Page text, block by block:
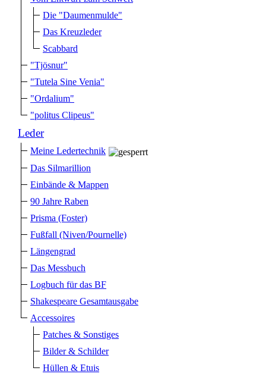
Die "Daumenmulde"
Das Kreuzleder
Scabbard
"Tjösnur"
"Tutela Sine Venia"
"Ordalium"
"politus Clipeus"
Leder
Meine Ledertechnik
Das Silmarillion
Einbände & Mappen
90 Jahre Raben
Prisma (Foster)
Fußfall (Niven/Pournelle)
Längengrad
Das Messbuch
Logbuch für das BF
Shakespeare Gesamtausgabe
Accessoires
Patches & Sonstiges
Bilder & Schilder
Hüllen & Etuis